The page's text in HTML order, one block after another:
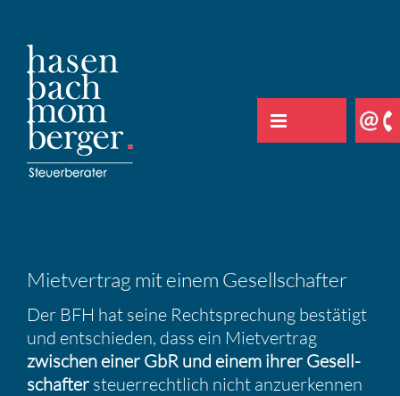
springen
Mietver­trag mit einem Gesell­schafter
Der BFH hat seine Recht­spre­chung bestä­tigt
und entschieden, dass ein Mietver­trag
zwischen einer GbR und einem ihrer Gesell­
schafter steuer­recht­lich nicht anzuer­kennen